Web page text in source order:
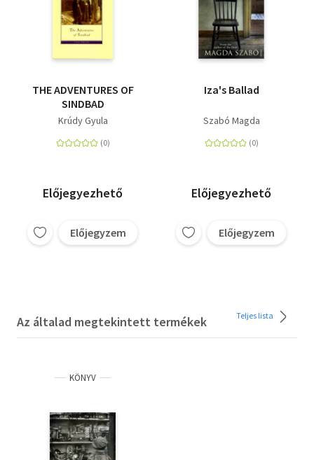
THE ADVENTURES OF
SINDBAD
Krúdy Gyula
Előjegyezhető
Előjegyzem
Iza's Ballad
Szabó Magda
Előjegyezhető
Előjegyzem
Az általad megtekintett termékek Teljes lista
KÖNYV